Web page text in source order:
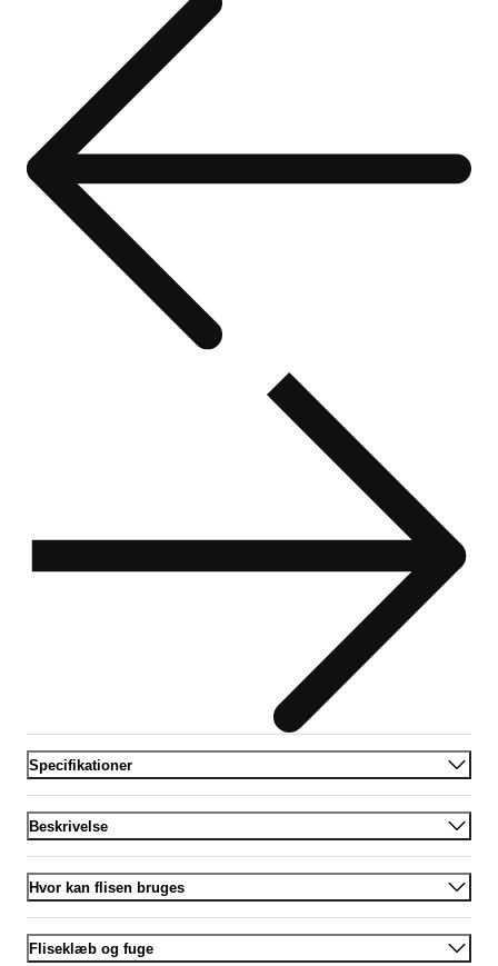
Specifikationer
Beskrivelse
Hvor kan flisen bruges
Fliseklæb og fuge